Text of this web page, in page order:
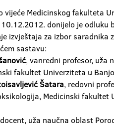
vijeće Medicinskog fakulteta
donijelo je
izvještaja za izbor saradnika
sastavu:
, vanredni profesor, uža
fakultet Univerziteta u
Šatara, redovni
Medicinski fakultet
uža naučna oblast